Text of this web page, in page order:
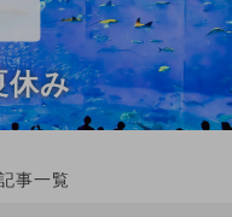
休み
事一覧